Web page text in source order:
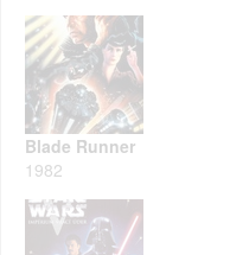
Blade Runner
1982